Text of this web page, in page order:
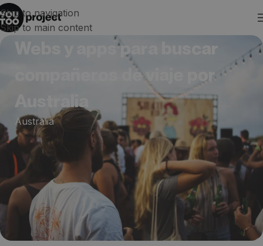
Skip to navigation
Skip to main content
Webs y apps para buscar
compañeros de viaje por
Australia
Australia